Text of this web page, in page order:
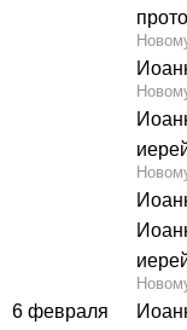
6 февраля